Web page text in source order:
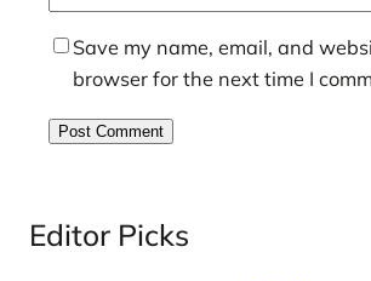
Save my name, email, and
browser for the next time I
Editor Picks